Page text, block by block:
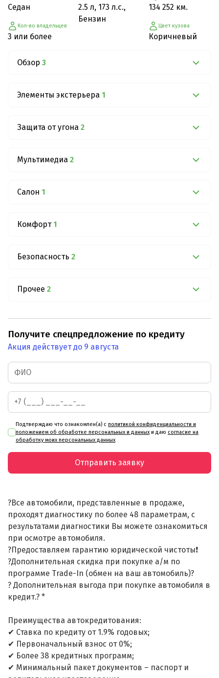
Седан
Кол-во владельцев
3 или более
2.5 л, 173 л.с.,
Бензин
134 252 км.
Цвет кузова
Коричневый
Обзор 3
Элементы экстерьера 1
Защита от угона 2
Мультимедиа 2
Салон 1
Комфорт 1
Безопасность 2
Прочее 2
Получите спецпредложение по кредиту
Акция действует до 9 августа
Подтверждаю что ознакомлен(а) с политикой конфиденциальности и
положением об обработке персональных и данных и даю согласие на
обработку моих персональных данных
Отправить заявку
?Все автомобили, представленные в продаже,
проходят диагностику по более 48 параметрам, с
результатами диагностики Вы можете ознакомиться
при осмотре автомобиля.
?Предоставляем гарантию юридической чистоты❗
?Дополнительная скидка при покупке а/м по
программе Trade-In (обмен на ваш автомобиль)?
? Дополнительная выгода при покупке автомобиля в
кредит.? *
Преимущества автокредитования:
✔ Ставка по кредиту от 1.9% годовых;
✔ Первоначальный взнос от 0%;
✔ Более 38 кредитных программ;
✔ Минимальный пакет документов – паспорт и